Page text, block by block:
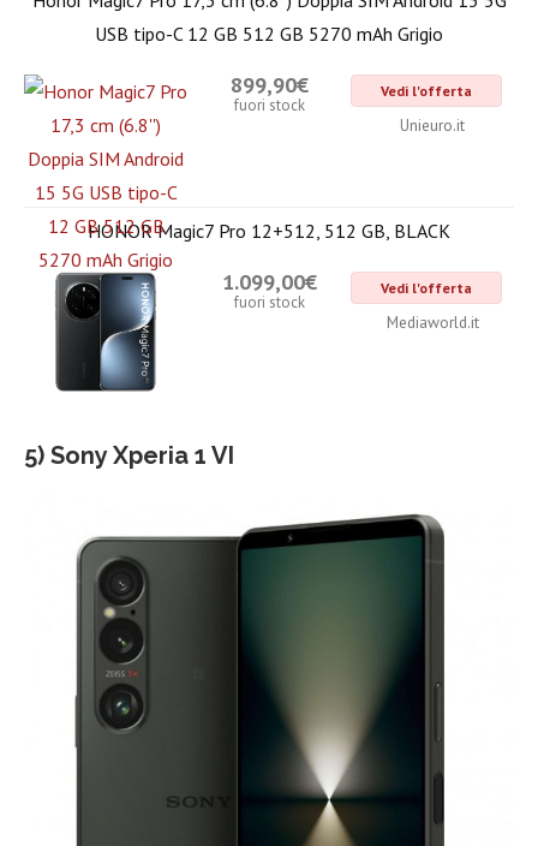
USB tipo-C 12 GB 512 GB 5270 mAh Grigio
899,90€
fuori stock
Vedi l'offerta
Unieuro.it
HONOR Magic7 Pro 12+512, 512 GB, BLACK
1.099,00€
fuori stock
Vedi l'offerta
Mediaworld.it
5) Sony Xperia 1 VI